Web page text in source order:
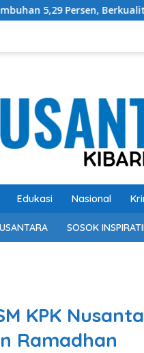
Berkualitas bagi Siapa?
Edukasi Nasional
SOSOK
KPK
Ramadhan